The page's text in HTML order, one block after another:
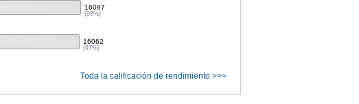
16097
(98%)
16062
(97%)
Toda la calificación de rendimiento >>>